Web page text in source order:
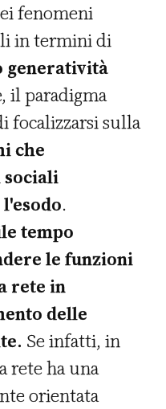
fenomeni
in termini di
generatività
il paradigma
focalizzarsi sulla
che
.
tempo
le funzioni
rete in
delle
Se infatti, in
rete ha una
orientata